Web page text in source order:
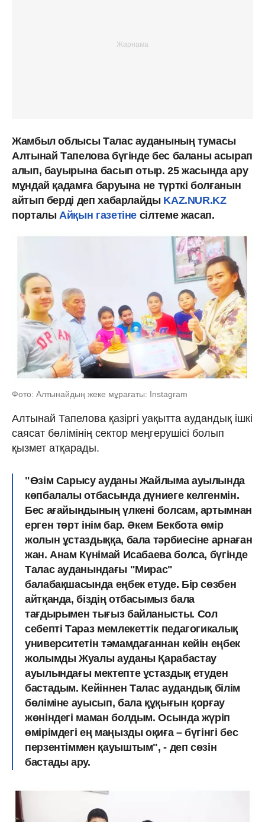
Жамбыл облысы Талас ауданының тумасы
Алтынай Тапелова бүгінде бес баланы асырап
алып, бауырына басып отыр. 25 жасында ару
мұндай қадамға баруына не түрткі болғанын
айтып берді деп хабарлайды KAZ.NUR.KZ
порталы Айқын газетіне сілтеме жасап.
Фото: Алтынайдың жеке мұрағаты: Instagram
Алтынай Тапелова қазіргі уақытта аудандық ішкі
саясат бөлімінің сектор меңгерушісі болып
қызмет атқарады.
"Өзім Сарысу ауданы Жайлыма ауылында
көпбалалы отбасында дүниеге келгенмін.
Бес ағайындының үлкені болсам, артымнан
ерген төрт інім бар. Әкем Бекбота өмір
жолын ұстаздыққа, бала тәрбиесіне арнаған
жан. Анам Күнімай Исабаева болса, бүгінде
Талас ауданындағы "Мирас"
балабақшасында еңбек етуде. Бір сөзбен
айтқанда, біздің отбасымыз бала
тағдырымен тығыз байланысты. Сол
себепті Тараз мемлекеттік педагогикалық
университетін тәмамдағаннан кейін еңбек
жолымды Жуалы ауданы Қарабастау
ауылындағы мектепте ұстаздық етуден
бастадым. Кейіннен Талас аудандық білім
бөліміне ауысып, бала құқығын қорғау
жөніндегі маман болдым. Осында жүріп
өмірімдегі ең маңызды оқиға – бүгінгі бес
перзентіммен қауыштым", - деп сөзін
бастады ару.